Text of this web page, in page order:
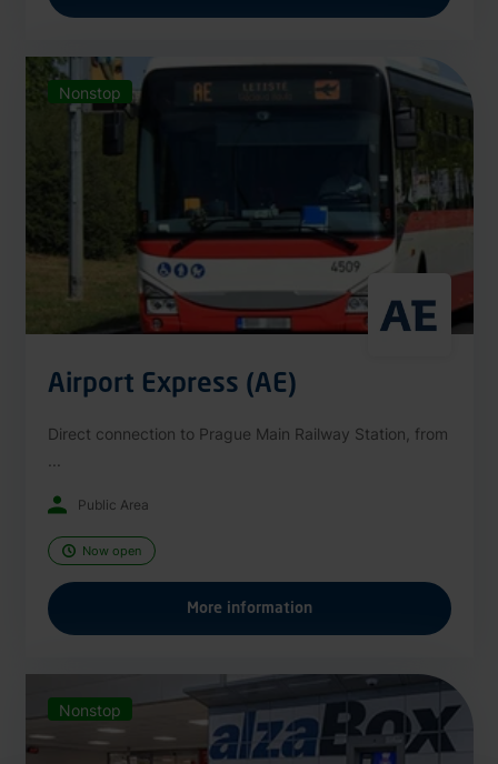
Nonstop
Airport Express (AE)
Direct connection to Prague Main Railway Station, from
Public Area
Now open
More information
Nonstop